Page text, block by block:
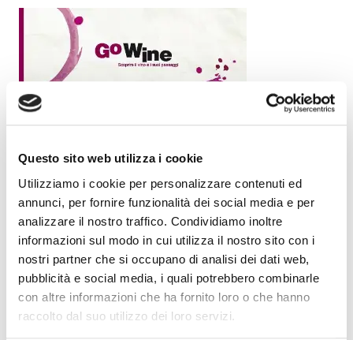
Questo sito web utilizza i cookie
Utilizziamo i cookie per personalizzare contenuti ed
annunci, per fornire funzionalità dei social media e per
analizzare il nostro traffico. Condividiamo inoltre
informazioni sul modo in cui utilizza il nostro sito con i
nostri partner che si occupano di analisi dei dati web,
pubblicità e social media, i quali potrebbero combinarle
con altre informazioni che ha fornito loro o che hanno
raccolto dal suo utilizzo dei loro servizi.